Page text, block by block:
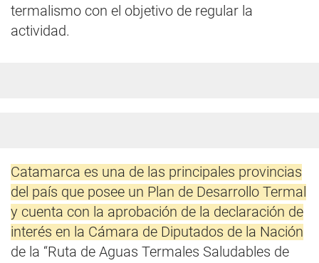
termalismo con el objetivo de regular la
actividad.
Catamarca es una de las principales provincias
del país que posee un Plan de Desarrollo Termal
y cuenta con la aprobación de la declaración de
interés en la Cámara de Diputados de la Nación
de la “Ruta de Aguas Termales Saludables de